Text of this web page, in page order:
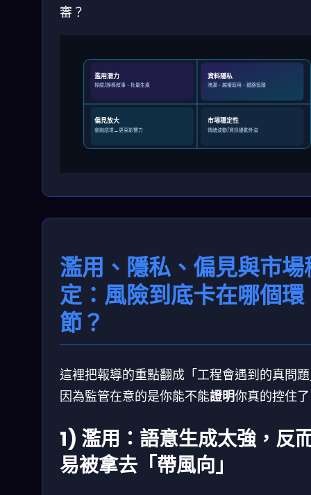
審？
濫用潛力
操縱/誤導敘事、批量生產
資料隱私
洩漏、越權取用、鏈路追蹤
偏見放大
金融語境→更高影響力
市場穩定性
情緒波動/資訊擾動外溢
濫用、隱私、偏見與市場
定：風險到底卡在哪個環
節？
這裡把報導的重點翻成「工程會遇到的真問
因為監管在意的是你能不能證明你真的控住
1) 濫用：語意生成太強，反
易被拿去「帶風向」